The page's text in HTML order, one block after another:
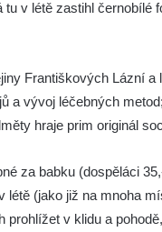
v létě zastihl černobílé
Františkových Lázní
a vývoj léčebných
hraje prim originál
za babku (dospěláci
létě (jako již na mnoha
v klidu a